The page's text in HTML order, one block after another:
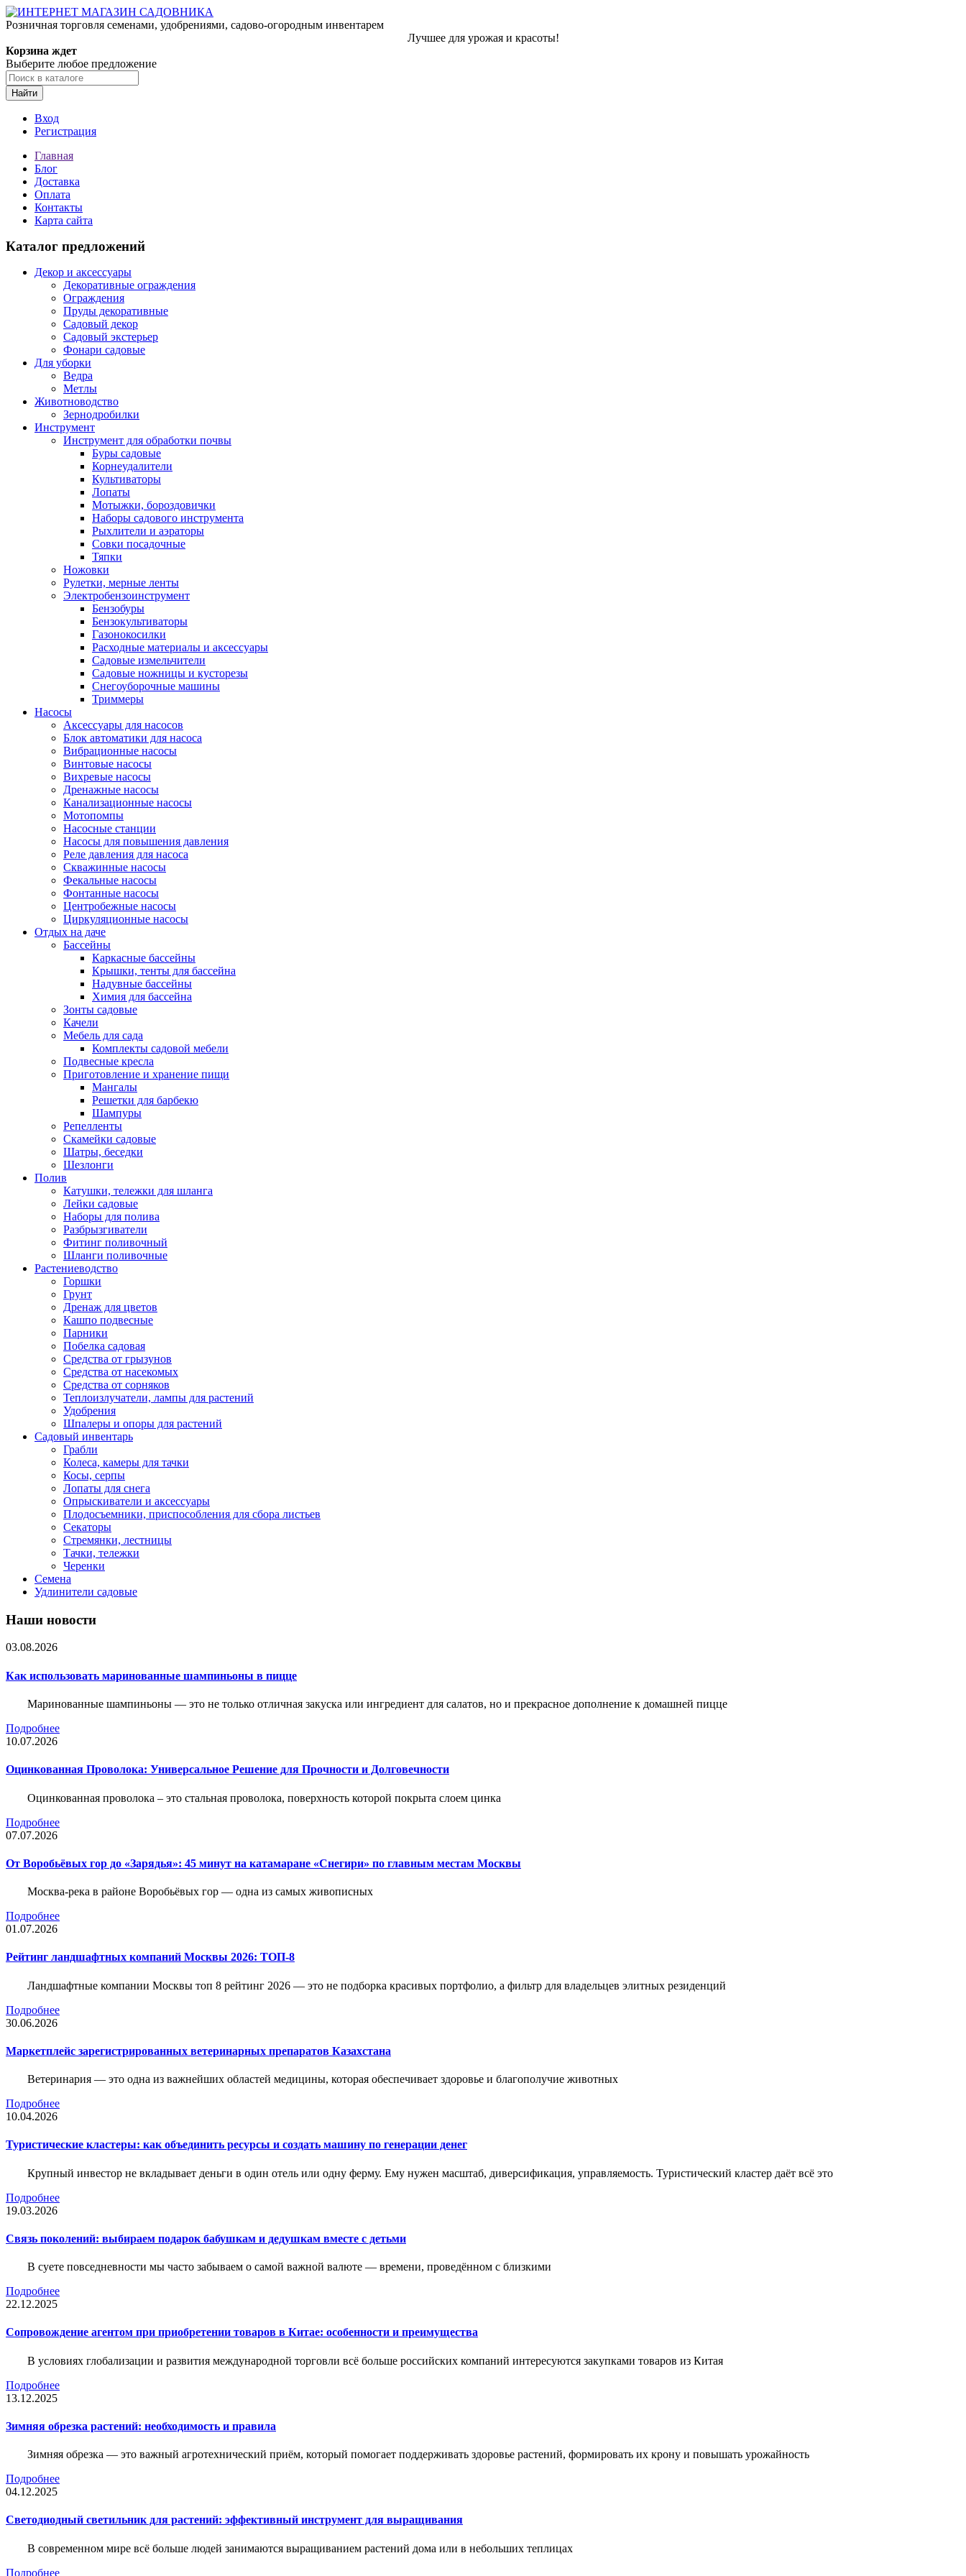
Розничная торговля семенами, удобрениями, садово-огородным инвентарем
Лучшее для урожая и красоты!
Корзина ждет
Выберите любое предложение
Найти
Вход
Регистрация
Главная
Блог
Доставка
Оплата
Контакты
Карта сайта
Каталог предложений
Декор и аксессуары
Декоративные ограждения
Ограждения
Пруды декоративные
Садовый декор
Садовый экстерьер
Фонари садовые
Для уборки
Ведра
Метлы
Животноводство
Зернодробилки
Инструмент
Инструмент для обработки почвы
Буры садовые
Корнеудалители
Культиваторы
Лопаты
Мотыжки, бороздовички
Наборы садового инструмента
Рыхлители и аэраторы
Совки посадочные
Тяпки
Ножовки
Рулетки, мерные ленты
Электробензоинструмент
Бензобуры
Бензокультиваторы
Газонокосилки
Расходные материалы и аксессуары
Садовые измельчители
Садовые ножницы и кусторезы
Снегоуборочные машины
Триммеры
Насосы
Аксессуары для насосов
Блок автоматики для насоса
Вибрационные насосы
Винтовые насосы
Вихревые насосы
Дренажные насосы
Канализационные насосы
Мотопомпы
Насосные станции
Насосы для повышения давления
Реле давления для насоса
Скважинные насосы
Фекальные насосы
Фонтанные насосы
Центробежные насосы
Циркуляционные насосы
Отдых на даче
Бассейны
Каркасные бассейны
Крышки, тенты для бассейна
Надувные бассейны
Химия для бассейна
Зонты садовые
Качели
Мебель для сада
Комплекты садовой мебели
Подвесные кресла
Приготовление и хранение пищи
Мангалы
Решетки для барбекю
Шампуры
Репелленты
Скамейки садовые
Шатры, беседки
Шезлонги
Полив
Катушки, тележки для шланга
Лейки садовые
Наборы для полива
Разбрызгиватели
Фитинг поливочный
Шланги поливочные
Растениеводство
Горшки
Грунт
Дренаж для цветов
Кашпо подвесные
Парники
Побелка садовая
Средства от грызунов
Средства от насекомых
Средства от сорняков
Теплоизлучатели, лампы для растений
Удобрения
Шпалеры и опоры для растений
Садовый инвентарь
Грабли
Колеса, камеры для тачки
Косы, серпы
Лопаты для снега
Опрыскиватели и аксессуары
Плодосъемники, приспособления для сбора листьев
Секаторы
Стремянки, лестницы
Тачки, тележки
Черенки
Семена
Удлинители садовые
Наши новости
03.08.2026
Как использовать маринованные шампиньоны в пицце
Маринованные шампиньоны — это не только отличная закуска или ингредиент для салатов, но и прекрасное дополнение к домашней пицце
Подробнее
10.07.2026
Оцинкованная Проволока: Универсальное Решение для Прочности и Долговечности
Оцинкованная проволока – это стальная проволока, поверхность которой покрыта слоем цинка
Подробнее
07.07.2026
От Воробьёвых гор до «Зарядья»: 45 минут на катамаране «Снегири» по главным местам Москвы
Москва-река в районе Воробьёвых гор — одна из самых живописных
Подробнее
01.07.2026
Рейтинг ландшафтных компаний Москвы 2026: ТОП-8
Ландшафтные компании Москвы топ 8 рейтинг 2026 — это не подборка красивых портфолио, а фильтр для владельцев элитных резиденций
Подробнее
30.06.2026
Маркетплейс зарегистрированных ветеринарных препаратов Казахстана
Ветеринария — это одна из важнейших областей медицины, которая обеспечивает здоровье и благополучие животных
Подробнее
10.04.2026
Туристические кластеры: как объединить ресурсы и создать машину по генерации денег
Крупный инвестор не вкладывает деньги в один отель или одну ферму. Ему нужен масштаб, диверсификация, управляемость. Туристический кластер даёт всё это
Подробнее
19.03.2026
Связь поколений: выбираем подарок бабушкам и дедушкам вместе с детьми
В суете повседневности мы часто забываем о самой важной валюте — времени, проведённом с близкими
Подробнее
22.12.2025
Сопровождение агентом при приобретении товаров в Китае: особенности и преимущества
В условиях глобализации и развития международной торговли всё больше российских компаний интересуются закупками товаров из Китая
Подробнее
13.12.2025
Зимняя обрезка растений: необходимость и правила
Зимняя обрезка — это важный агротехнический приём, который помогает поддерживать здоровье растений, формировать их крону и повышать урожайность
Подробнее
04.12.2025
Светодиодный светильник для растений: эффективный инструмент для выращивания
В современном мире всё больше людей занимаются выращиванием растений дома или в небольших теплицах
Подробнее